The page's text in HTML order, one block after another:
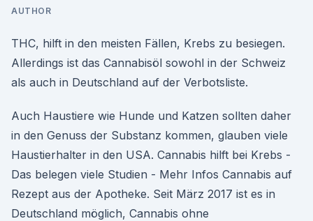
AUTHOR
THC, hilft in den meisten Fällen, Krebs zu besiegen.
Allerdings ist das Cannabisöl sowohl in der Schweiz
als auch in Deutschland auf der Verbotsliste.
Auch Haustiere wie Hunde und Katzen sollten daher
in den Genuss der Substanz kommen, glauben viele
Haustierhalter in den USA. Cannabis hilft bei Krebs -
Das belegen viele Studien - Mehr Infos Cannabis auf
Rezept aus der Apotheke. Seit März 2017 ist es in
Deutschland möglich, Cannabis ohne